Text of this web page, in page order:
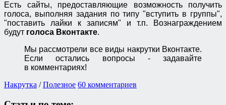
Есть сайты, предоставляющие возможность получить
голоса, выполняя задания по типу "вступить в группы",
"поставить лайки к записям" и т.п.
Вознаграждением
будут голоса Вконтакте.
Мы рассмотрели все виды накрутки Вконтакте.
Если остались вопросы - задавайте
в комментариях!
Накрутка /Полезное 60 комментариев